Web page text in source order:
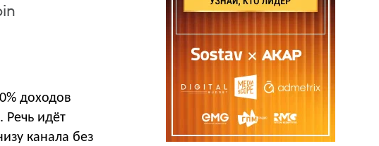
доходов
Речь идёт
канала без